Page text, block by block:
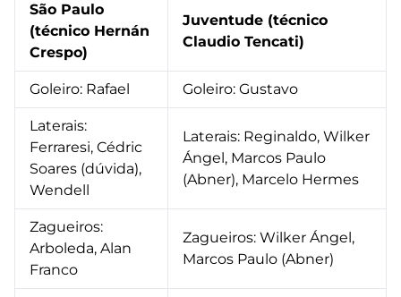
São Paulo
(técnico Hernán
Crespo)
Juventude (técnico
Claudio Tencati)
Goleiro: Rafael Goleiro: Gustavo
Laterais:
Ferraresi, Cédric
Soares (dúvida),
Wendell
Laterais: Reginaldo, Wilker
Ángel, Marcos Paulo
(Abner), Marcelo Hermes
Zagueiros:
Arboleda, Alan
Franco
Zagueiros: Wilker Ángel,
Marcos Paulo (Abner)